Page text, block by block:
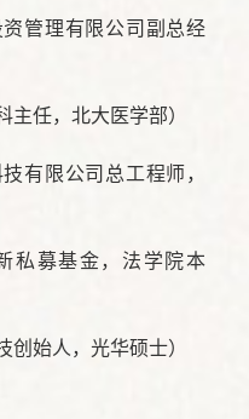
管理有限公司副总经
主任，北大医学部）
有限公司总工程师，
私募基金，法学院本
创始人，光华硕士）